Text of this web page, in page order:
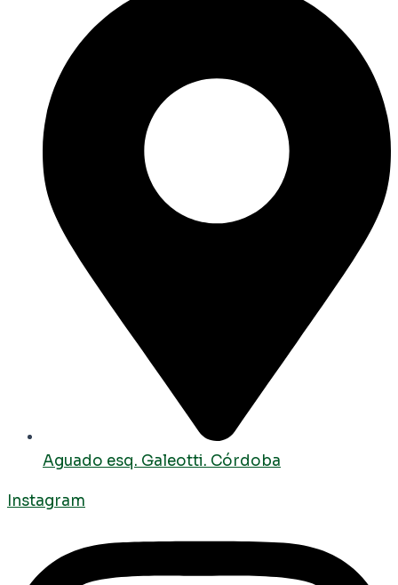
Aguado esq. Galeotti. Córdoba
Instagram